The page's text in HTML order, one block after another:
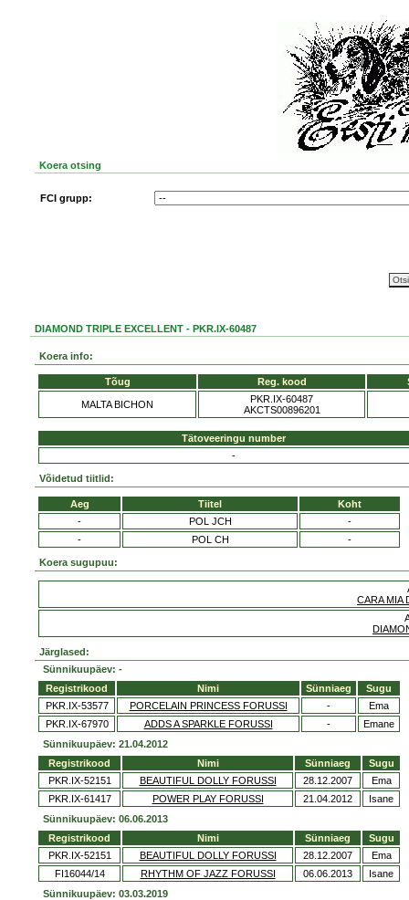
Koera otsing
FCI grupp:
DIAMOND TRIPLE EXCELLENT - PKR.IX-60487
Koera info:
Tõug Reg. kood
MALTA BICHON
PKR.IX-60487
AKCTS00896201
Tätoveeringu number
-
Võidetud tiitlid:
Aeg Tiitel
Koht
-
POL JCH
-
-
POL CH -
Koera sugupuu:
CARA MIA
Järglased:
Sünnikuupäev: -
Registrikood
Nimi Sünniaeg
Sugu
PKR.IX-53577
PORCELAIN PRINCESS FORUSSI -
Ema
PKR.IX-67970
ADDS A SPARKLE FORUSSI -
Emane
Sünnikuupäev: 21.04.2012
Registrikood
Nimi Sünniaeg
Sugu
PKR.IX-52151
BEAUTIFUL DOLLY FORUSSI 28.12.2007
Ema
PKR.IX-61417
POWER PLAY FORUSSI 21.04.2012
Isane
Sünnikuupäev: 06.06.2013
Registrikood
Nimi Sünniaeg
Sugu
PKR.IX-52151
BEAUTIFUL DOLLY FORUSSI 28.12.2007
Ema
FI16044/14
RHYTHM OF JAZZ FORUSSI 06.06.2013
Isane
Sünnikuupäev: 03.03.2019